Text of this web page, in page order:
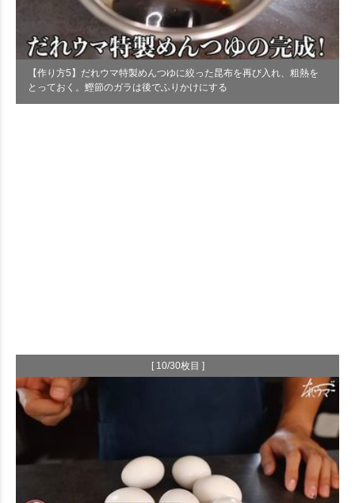
【作り方5】だれウマ特製めんつゆに絞った昆布を再び入れ、粗熱を
とっておく。鰹節のガラは後でふりかけにする
[ 10/30枚目 ]